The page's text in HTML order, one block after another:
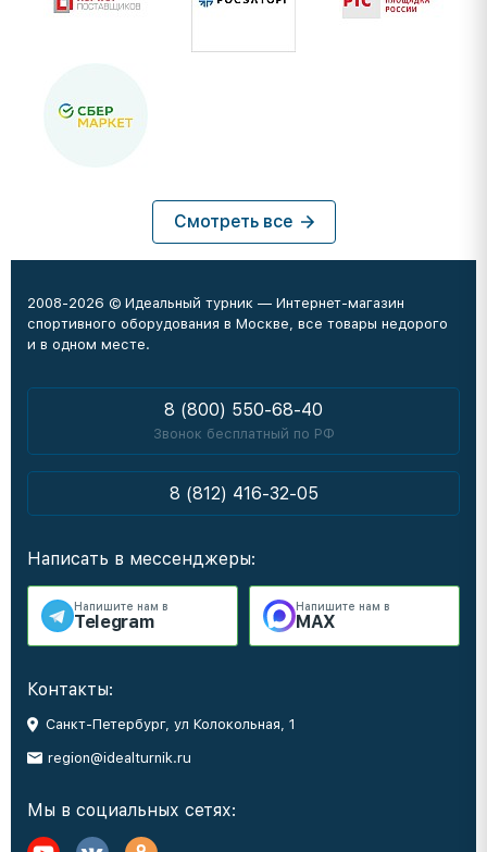
Смотреть все
2008-2026 © Идеальный турник — Интернет-магазин
спортивного оборудования в Москве, все товары недорого
и в одном месте.
8 (800) 550-68-40
Звонок бесплатный по РФ
8 (812) 416-32-05
Написать в мессенджеры:
Напишите нам в
Telegram
Напишите нам в
MAX
Контакты:
Санкт-Петербург, ул Колокольная, 1
region@idealturnik.ru
Мы в социальных сетях: